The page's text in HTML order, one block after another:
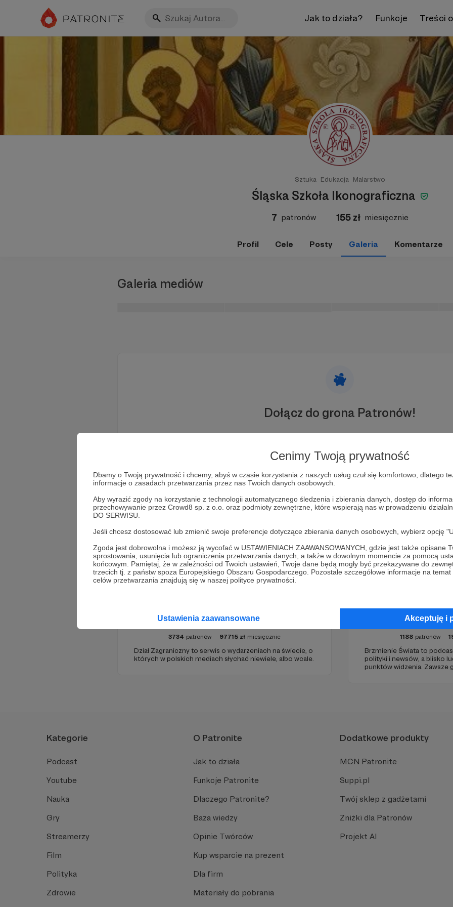
Cenimy Twoją prywatność
Dbamy o Twoją prywatność i chcemy, abyś w czasie korzystania z naszych usług czuł się komfortowo, dlatego
informacje o zasadach przetwarzania przez nas Twoich danych osobowych.
Aby wyrazić zgody na korzystanie z technologii automatycznego śledzenia i zbierania danych, dostęp do
przechowywanie przez Crowd8 sp. z o.o. oraz podmioty zewnętrzne, które wspierają nas w prowadzeniu
DO SERWISU.
Jeśli chcesz dostosować lub zmienić swoje preferencje dotyczące zbierania danych osobowych, wybierz opcję
Zgoda jest dobrowolna i możesz ją wycofać w USTAWIENIACH ZAAWANSOWANYCH, gdzie jest także opisane
sprostowania, usunięcia lub ograniczenia przetwarzania danych, a także w dowolnym momencie za pomocą
końcowym. Pamiętaj, że w zależności od Twoich ustawień, Twoje dane będą mogły być przekazywane do
trzecich tj. z państw spoza Europejskiego Obszaru Gospodarczego. Pozostałe szczegółowe informacje na
celów przetwarzania znajdują się w naszej polityce prywatności.
Ustawienia zaawansowane Akceptuję i
Jak to działa? Funkcje Treści
Sztuka Edukacja Malarstwo
Śląska Szkoła Ikonograficzna
7 patronów 155 zł miesięcznie
Profil Cele Posty Galeria Komentarze
Galeria mediów
Dołącz do grona Patronów!
Promowani autorzy
Dział Zagraniczny
3734 patronów 97715 zł miesięcznie
Dział Zagraniczny to serwis o wydarzeniach na świecie, o
których w polskich mediach słychać niewiele, albo wcale.
Brzmienie
1188 patronów
Brzmienie Świata to
polityki i newsów, a blisko
punktów widzenia. Zawsze
Kategorie
Podcast
Youtube
Nauka
Gry
Streamerzy
Film
Polityka
Zdrowie
O Patronite
Jak to działa
Funkcje Patronite
Dlaczego Patronite?
Baza wiedzy
Opinie Twórców
Kup wsparcie na prezent
Dla firm
Materiały do pobrania
Dodatkowe produkty
MCN Patronite
Suppi.pl
Twój sklep z gadżetami
Zniżki dla Patronów
Projekt AI